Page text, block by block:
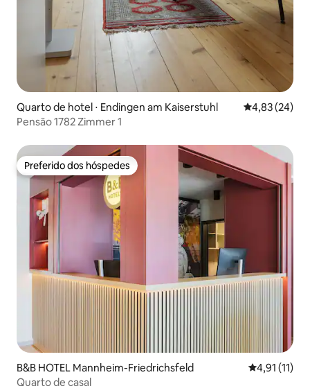
Quarto de hotel ⋅ Endingen am Kaiserstuhl 4,83 de uma
4,83 (24)
Pensão 1782 Zimmer 1
Preferido dos hóspedes
Preferido dos hóspedes
B&B HOTEL Mannheim-Friedrichsfeld 4,91 de uma
4,91 (11)
Quarto de casal